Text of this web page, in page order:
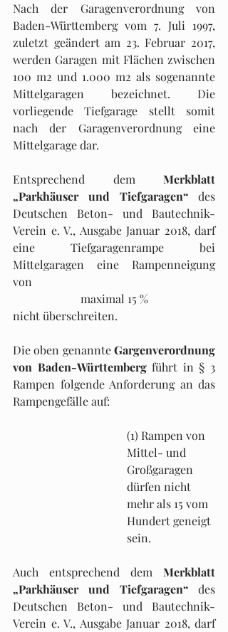
Nach der Garagenverordnung von
Baden-Württemberg vom 7. Juli 1997,
zuletzt geändert am 23. Februar 2017,
werden Garagen mit Flächen zwischen
100 m2 und 1.000 m2 als sogenannte
Mittelgaragen bezeichnet. Die
vorliegende Tiefgarage stellt somit
nach der Garagenverordnung eine
Mittelgarage dar.
Entsprechend dem Merkblatt
„Parkhäuser und Tiefgaragen“ des
Deutschen Beton- und Bautechnik-
Verein e. V., Ausgabe Januar 2018, darf
eine Tiefgaragenrampe bei
Mittelgaragen eine Rampenneigung
von
maximal 15 %
nicht überschreiten.
Die oben genannte Gargenverordnung
von Baden-Württemberg führt in § 3
Rampen folgende Anforderung an das
Rampengefälle auf:
(1) Rampen von
Mittel- und
Großgaragen
dürfen nicht
mehr als 15 vom
Hundert geneigt
sein.
Auch entsprechend dem Merkblatt
„Parkhäuser und Tiefgaragen“ des
Deutschen Beton- und Bautechnik-
Verein e. V., Ausgabe Januar 2018, darf